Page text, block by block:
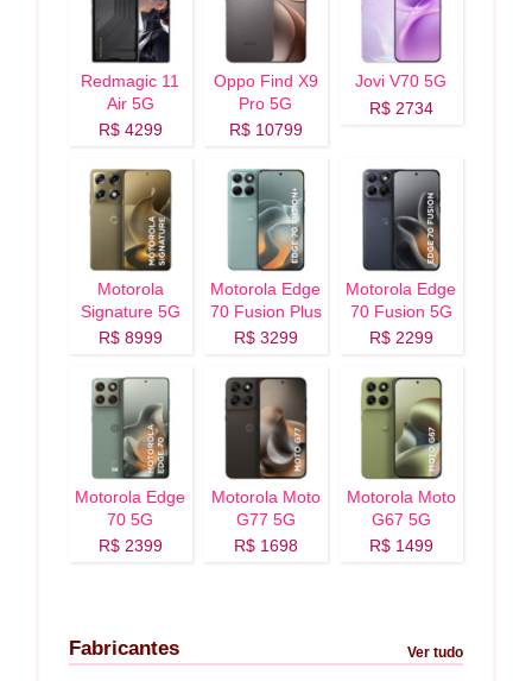
Redmagic 11
Air 5G
R$ 4299
Oppo Find X9
Pro 5G
R$ 10799
Jovi V70 5G
R$ 2734
Motorola
Signature 5G
R$ 8999
Motorola Edge
70 Fusion Plus
5G
R$ 3299
Motorola Edge
70 Fusion 5G
R$ 2299
Motorola Edge
70 5G
R$ 2399
Motorola Moto
G77 5G
R$ 1698
Motorola Moto
G67 5G
R$ 1499
Fabricantes Ver tudo